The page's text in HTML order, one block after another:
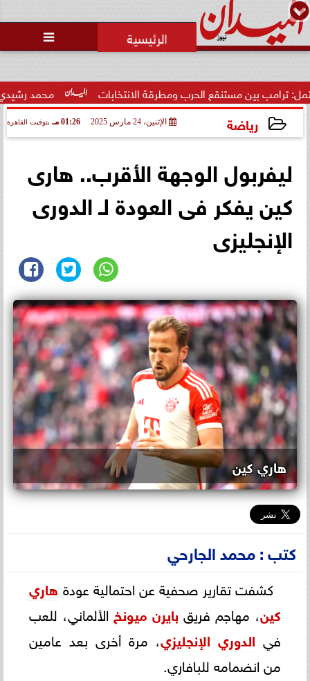

محمد رشيدي: لقاء مستنقع الحرب ومطرقة الانتخابات
رياضة الإثنين، 24 مارس 2025 01:26 مـ بتوقيت القاهرة
ليفربول الوجهة الأقرب.. هارى
كين يفكر فى العودة لـ الدورى
الإنجليزى
هاري كين
كتب : محمد الجارحي
كشفت تقارير صحفية عن احتمالية عودة هاري
كين، مهاجم فريق بايرن ميونخ الألماني، للعب
في الدوري الإنجليزي، مرة أخرى بعد عامين
من انضمامه للبافاري.